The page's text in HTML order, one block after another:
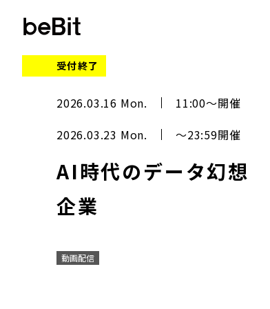
受付終了
2026.03.16 Mon.
11:00～開催
2026.03.23 Mon.
～23:59開催
AI時代のデータ幻想
企業
動画配信